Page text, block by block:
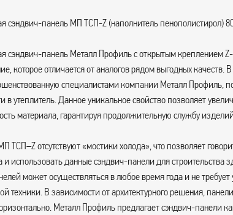
сэндвич-панель МП ТСП-Z (наполнитель пенополистирол)
сэндвич-панель Металл Профиль с открытым креплением
которое отличается от аналогов рядом выгодных качеств.
специалистами компании Металл
в утеплитель. Данное уникальное свойство позволяет
материала, гарантируя продолжительную службу
ТСП–Z отсутствуют «мостики холода», что позволяет
и использовать данные сэндвич-панели для строительства
может осуществляться в любое время года и не
техники. В зависимости от архитектурного решения,
Металл Профиль предлагает сэндвич-панели